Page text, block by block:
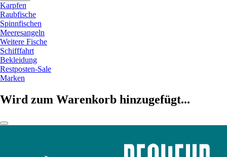
Karpfen
Raubfische
Spinnfischen
Meeresangeln
Weitere Fische
Schifffahrt
Bekleidung
Restposten-Sale
Marken
Wird zum Warenkorb hinzugefügt...